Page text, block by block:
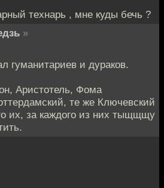
технарь , мне куды бечь ?
»
гуманитариев и дураков.
Аристотель, Фома
те же Ключевский
их, за каждого из них тыщщщу